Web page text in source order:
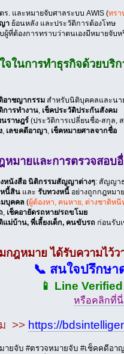
ร. และหมายจับศาลระบบ AWIS (ทรา
าย้อนหลัง และประวัติการต้องโทษ
ที่ต้องการทราบว่าตนเองมีหมายจับ
จในการทำธุรกิจด้วยบริก
อาชญากรรมสำหรับนิติบุคคลและนา
การทำงาน, เช็คประวัติประกันสังคม
นราษฎร์(ประวัติการเปลี่ยนชื่อ-สกุล,
, เลขคดีอาญา, เช็คหมายศาลจากชื่อ
หมายและการตรวจสอบ
หนังสือ นิติกรรมสัญญาต่างๆ: สัญญาธุ
หนี้สินและ รับทวงหนี้อย่างถูกกฎหมาย
บุคคล (ผู้ต้องหา, คนหาย, ต่างชาติหนี
, เช็คอายัดรถหาย/รถขโมย
แม่บ้าน, พี่เลี้ยงเด็ก, คนขับรถก่อนรับ
กฎหมาย ได้รับความไว้
📞 สนใจปรึกษา
📱 Line
หรือคลิกที่นี่
>> https://
มายจับ #ตรวจหมายจับ #เช็คคดีอ